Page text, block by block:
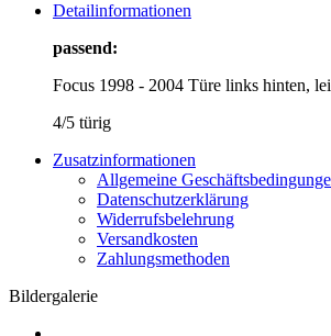
Detailinformationen
passend:
Focus 1998 - 2004 Türe links hinten,
4/5 türig
Zusatzinformationen
Allgemeine
Datenschutzerklärung
Widerrufsbelehrung
Versandkosten
Zahlungsmethoden
Bildergalerie